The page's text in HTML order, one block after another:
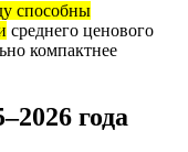
способны
среднего ценового
компактнее
года